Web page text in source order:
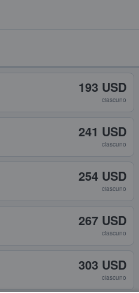
193 USD
ciascuno
241 USD
ciascuno
254 USD
ciascuno
267 USD
ciascuno
303 USD
ciascuno